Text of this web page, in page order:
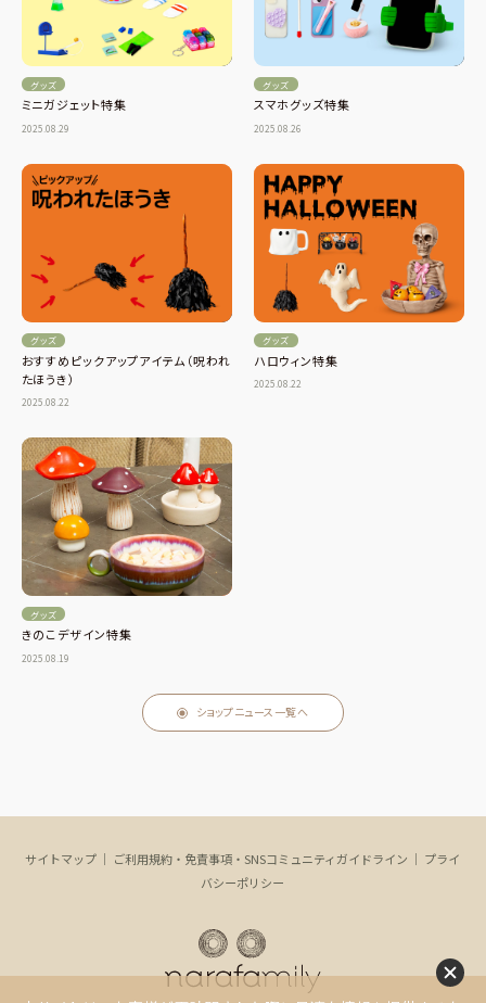
グッズ
ミニガジェット特集
2025.08.29
グッズ
スマホグッズ特集
2025.08.26
グッズ
おすすめピックアップアイテム（呪われ
たほうき）
2025.08.22
グッズ
ハロウィン特集
2025.08.22
グッズ
きのこデザイン特集
2025.08.19
ショップニュース一覧へ
サイトマップ ｜ ご利用規約・免責事項・SNSコミュニティガイドライン ｜ プライ
バシーポリシー